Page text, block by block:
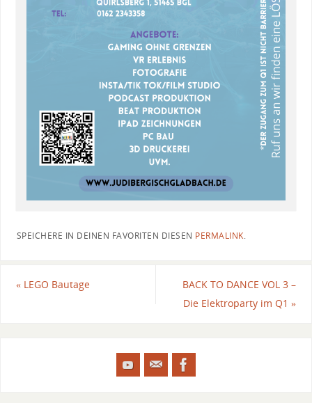
SPEICHERE IN DEINEN FAVORITEN DIESEN PERMALINK.
«LEGO Bautage
BACK TO DANCE VOL 3 –
Die Elektroparty im Q1»